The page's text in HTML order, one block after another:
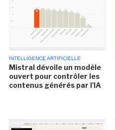
INTELLIGENCE ARTIFICIELLE
Mistral dévoile un modèle
ouvert pour contrôler les
contenus générés par l'IA